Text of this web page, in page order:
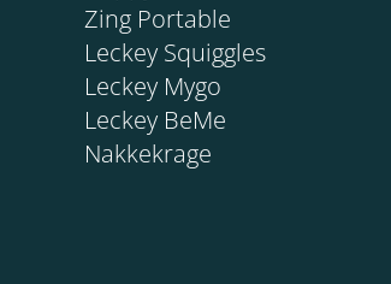
Zing Portable
Leckey Squiggles
Leckey Mygo
Leckey BeMe
Nakkekrage